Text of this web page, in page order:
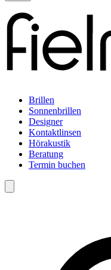
Brillen
Sonnenbrillen
Designer
Kontaktlinsen
Hörakustik
Beratung
Termin buchen